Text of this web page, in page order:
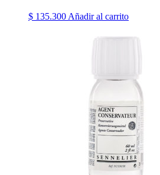
$ 135.300 Añadir al carrito